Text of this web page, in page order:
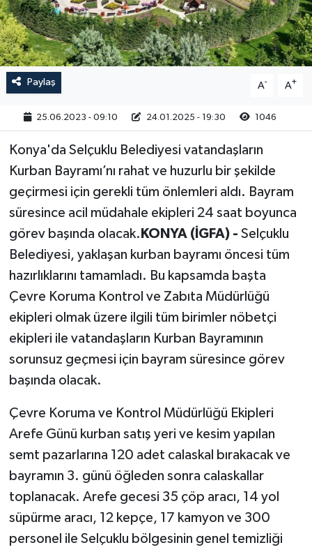
Paylaş A- A+
25.06.2023 - 09:10 24.01.2025 - 19:30 1046
Konya'da Selçuklu Belediyesi vatandaşların
Kurban Bayramı’nı rahat ve huzurlu bir şekilde
geçirmesi için gerekli tüm önlemleri aldı. Bayram
süresince acil müdahale ekipleri 24 saat boyunca
görev başında olacak. KONYA (İGFA) - Selçuklu
Belediyesi, yaklaşan kurban bayramı öncesi tüm
hazırlıklarını tamamladı. Bu kapsamda başta
Çevre Koruma Kontrol ve Zabıta Müdürlüğü
ekipleri olmak üzere ilgili tüm birimler nöbetçi
ekipleri ile vatandaşların Kurban Bayramının
sorunsuz geçmesi için bayram süresince görev
başında olacak.
Çevre Koruma ve Kontrol Müdürlüğü Ekipleri
Arefe Günü kurban satış yeri ve kesim yapılan
semt pazarlarına 120 adet calaskal bırakacak ve
bayramın 3. günü öğleden sonra calaskallar
toplanacak. Arefe gecesi 35 çöp aracı, 14 yol
süpürme aracı, 12 kepçe, 17 kamyon ve 300
personel ile Selçuklu bölgesinin genel temizliği
RESMİ İLAN